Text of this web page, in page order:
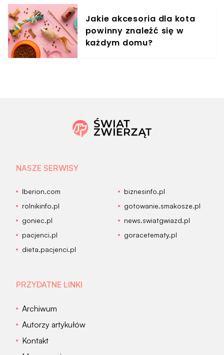
Jakie akcesoria dla kota
powinny znaleźć się w
każdym domu?
NASZE SERWISY
Iberion.com
biznesinfo.pl
rolnikinfo.pl
gotowanie.smakosze.pl
goniec.pl
news.swiatgwiazd.pl
pacjenci.pl
goracetematy.pl
dieta.pacjenci.pl
PRZYDATNE LINKI
Archiwum
Autorzy artykułów
Kontakt